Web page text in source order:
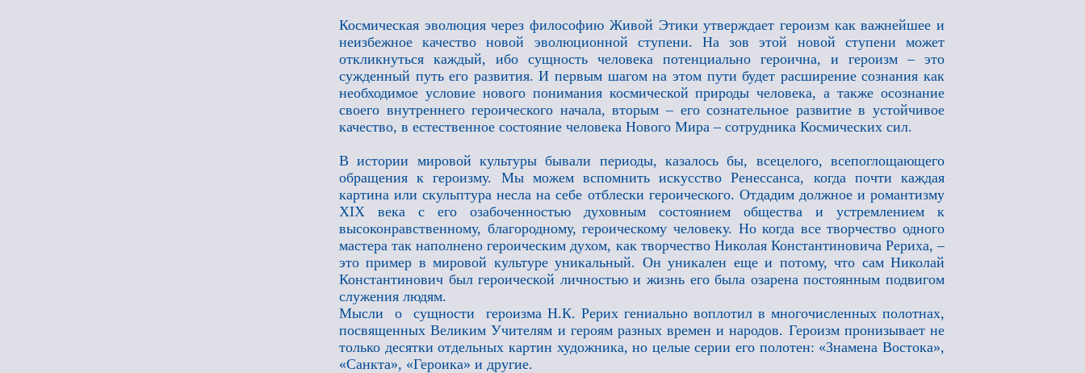
Космическая эволюция через философию Живой Этики утверждает героизм как важнейшее и
неизбежное качество новой эволюционной ступени. На зов этой новой ступени может
откликнуться каждый, ибо сущность человека потенциально героична, и героизм – это
сужденный путь его развития. И первым шагом на этом пути будет расширение сознания как
необходимое условие нового понимания космической природы человека, а также осознание
своего внутреннего героического начала, вторым – его сознательное развитие в устойчивое
качество, в естественное состояние человека Нового Мира – сотрудника Космических сил.
В истории мировой культуры бывали периоды, казалось бы, всецелого, всепоглощающего
обращения к героизму. Мы можем вспомнить искусство Ренессанса, когда почти каждая
картина или скульптура несла на себе отблески героического. Отдадим должное и романтизму
XIX века с его озабоченностью духовным состоянием общества и устремлением к
высоконравственному, благородному, героическому человеку. Но когда все творчество одного
мастера так наполнено героическим духом, как творчество Николая Константиновича Рериха, –
это пример в мировой культуре уникальный. Он уникален еще и потому, что сам Николай
Константинович был героической личностью и жизнь его была озарена постоянным подвигом
служения людям.
Мысли о сущности героизма Н.К. Рерих гениально воплотил в многочисленных полотнах,
посвященных Великим Учителям и героям разных времен и народов. Героизм пронизывает не
только десятки отдельных картин художника, но целые серии его полотен: «Знамена Востока»,
«Санкта», «Героика» и другие.